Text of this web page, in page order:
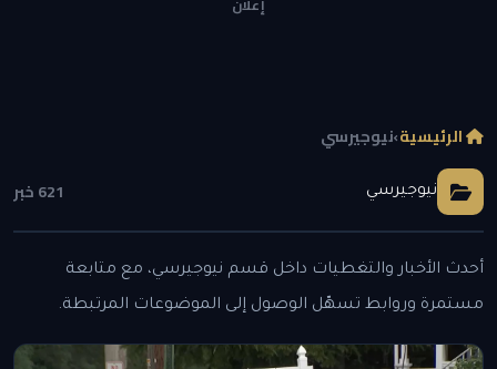
الرئيسية›نيوجيرسي
نيوجيرسي 621 خبر
أحدث الأخبار والتغطيات داخل قسم نيوجيرسي، مع متابعة
مستمرة وروابط تسهّل الوصول إلى الموضوعات المرتبطة.